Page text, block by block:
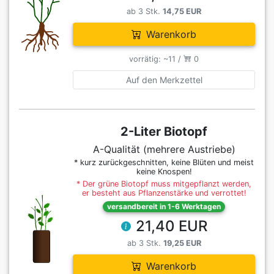
ab 3 Stk. 14,75 EUR
Warenkorb
vorrätig: ~11 / 0
Auf den Merkzettel
2-Liter Biotopf
A-Qualität (mehrere Austriebe)
* kurz zurückgeschnitten, keine Blüten und meist
keine Knospen!
* Der grüne Biotopf muss mitgepflanzt werden,
er besteht aus Pflanzenstärke und verrottet!
versandbereit in 1-6 Werktagen
21,40 EUR
ab 3 Stk. 19,25 EUR
Warenkorb